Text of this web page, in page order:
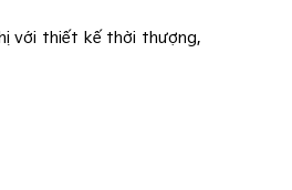
với thiết kế thời thượng,